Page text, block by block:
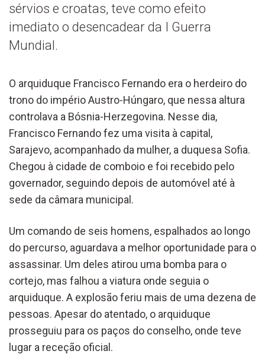
sérvios e croatas, teve como efeito
imediato o desencadear da I Guerra
Mundial.
O arquiduque Francisco Fernando era o herdeiro do
trono do império Austro-Húngaro, que nessa altura
controlava a Bósnia-Herzegovina. Nesse dia,
Francisco Fernando fez uma visita à capital,
Sarajevo, acompanhado da mulher, a duquesa Sofia.
Chegou à cidade de comboio e foi recebido pelo
governador, seguindo depois de automóvel até à
sede da câmara municipal.
Um comando de seis homens, espalhados ao longo
do percurso, aguardava a melhor oportunidade para o
assassinar. Um deles atirou uma bomba para o
cortejo, mas falhou a viatura onde seguia o
arquiduque. A explosão feriu mais de uma dezena de
pessoas. Apesar do atentado, o arquiduque
prosseguiu para os paços do conselho, onde teve
lugar a receção oficial.